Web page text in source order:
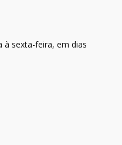
à sexta-feira, em dias